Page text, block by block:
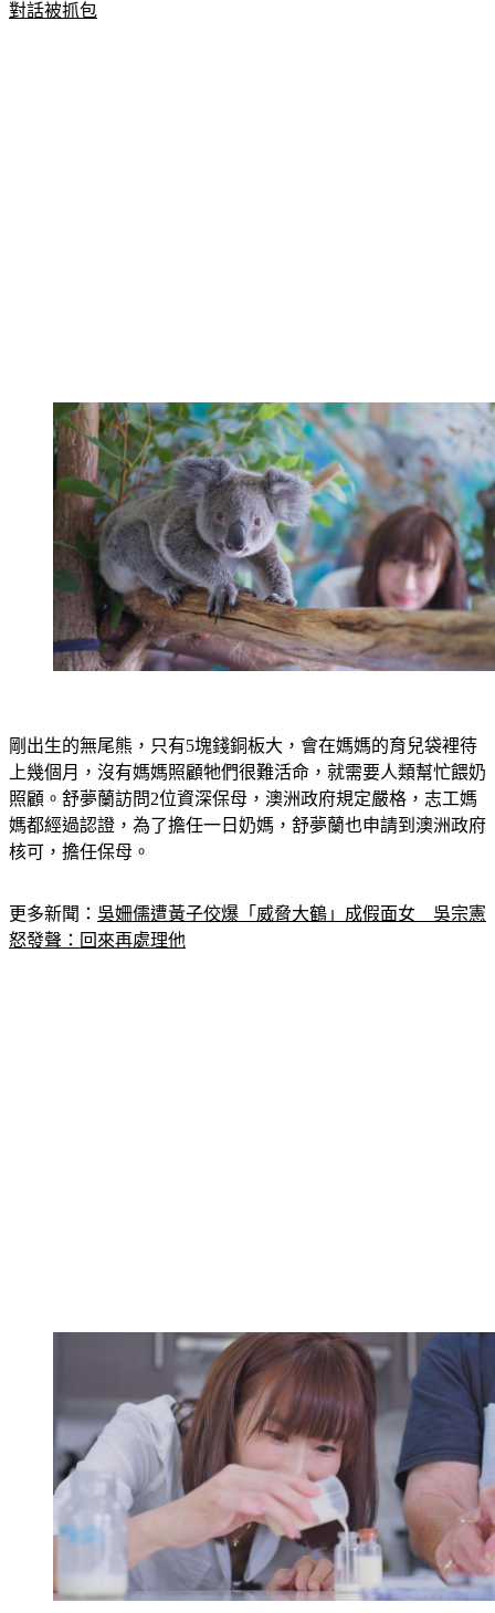
對話被抓包
剛出生的無尾熊，只有5塊錢銅板大，會在媽媽的育兒袋裡待
上幾個月，沒有媽媽照顧牠們很難活命，就需要人類幫忙餵奶
照顧。舒夢蘭訪問2位資深保母，澳洲政府規定嚴格，志工媽
媽都經過認證，為了擔任一日奶媽，舒夢蘭也申請到澳洲政府
核可，擔任保母。
更多新聞： 吳姍儒遭黃子佼爆「威脅大鶴」成假面女　吳宗憲
怒發聲：回來再處理他